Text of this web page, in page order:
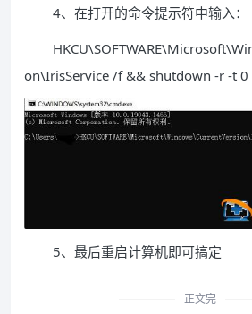
4、在打开的命令提示符中输入：
on\IrisService /f && shutdown -r -t 0
5、最后重启计算机即可搞定
正文完